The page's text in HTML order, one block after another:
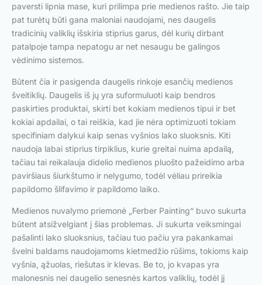
paversti lipnia mase, kuri prilimpa prie medienos rašto. Jie taip
pat turėtų būti gana maloniai naudojami, nes daugelis
tradicinių valiklių išskiria stiprius garus, dėl kurių dirbant
patalpoje tampa nepatogu ar net nesaugu be galingos
vėdinimo sistemos.
Būtent čia ir pasigenda daugelis rinkoje esančių medienos
šveitiklių. Daugelis iš jų yra suformuluoti kaip bendros
paskirties produktai, skirti bet kokiam medienos tipui ir bet
kokiai apdailai, o tai reiškia, kad jie nėra optimizuoti tokiam
specifiniam dalykui kaip senas vyšnios lako sluoksnis. Kiti
naudoja labai stiprius tirpiklius, kurie greitai nuima apdailą,
tačiau tai reikalauja didelio medienos pluošto pažeidimo arba
paviršiaus šiurkštumo ir nelygumo, todėl vėliau prireikia
papildomo šlifavimo ir papildomo laiko.
Medienos nuvalymo priemonė „Ferber Painting“ buvo sukurta
būtent atsižvelgiant į šias problemas. Ji sukurta veiksmingai
pašalinti lako sluoksnius, tačiau tuo pačiu yra pakankamai
švelni baldams naudojamoms kietmedžio rūšims, tokioms kaip
vyšnia, ąžuolas, riešutas ir klevas. Be to, jo kvapas yra
malonesnis nei daugelio senesnės kartos valiklių, todėl jį